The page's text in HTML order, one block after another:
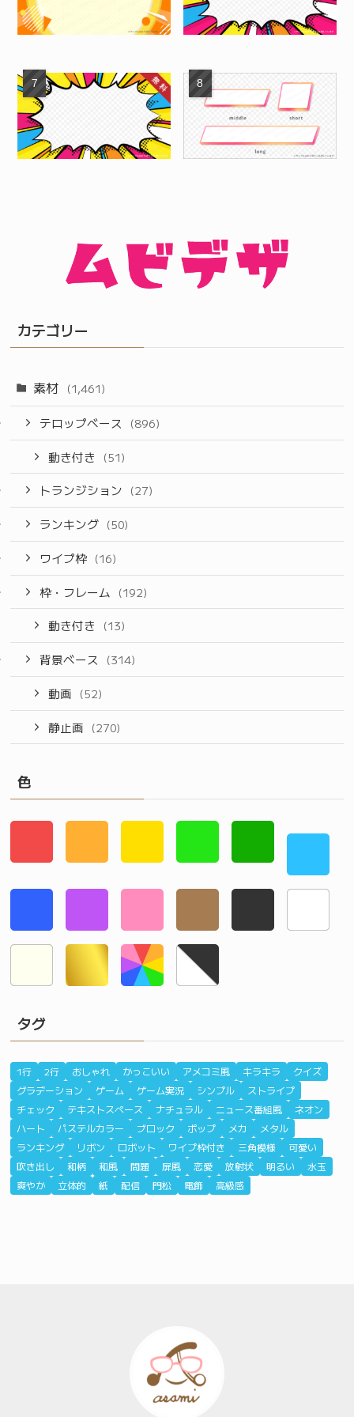
カテゴリー
素材 (1,461)
テロップベース (896)
動き付き (51)
トランジション (27)
ランキング (50)
ワイプ枠 (16)
枠・フレーム (192)
動き付き (13)
背景ベース (314)
動画 (52)
静止画 (270)
色
タグ
1行 2行 おしゃれ かっこいい アメコミ風 キラキラ
クイズ
グラデーション
ゲーム ゲーム実況 シンプル
ストライプ
チェック
テキストスペース ナチュラル ニュース番組風
ネオン
ハート
パステルカラー ブロック ポップ メカ
メタル
ランキング
リボン ロボット ワイプ枠付き 三角模様
可愛い
吹き出し
和柄 和風 問題 屏風 恋愛 放射状 明るい
水玉
爽やか
立体的 紙 配信 門松 電飾 高級感